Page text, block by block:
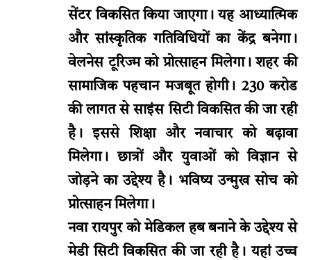
सेंटर विकसित किया जाएगा। यह आध्यात्मिक
और सांस्कृतिक गतिविधियों का केंद्र बनेगा।
वेलनेस टूरिज्म को प्रोत्साहन मिलेगा। शहर की
सामाजिक पहचान मजबूत होगी। 230 करोड
की लागत से साइंस सिटी विकसित की जा रही
है। इससे शिक्षा और नवाचार को बढ़ावा
मिलेगा। छात्रों और युवाओं को विज्ञान से
जोड़ने का उद्देश्य है। भविष्य उन्मुख सोच को
प्रोत्साहन मिलेगा।
नवा रायपुर को मेडिकल हब बनाने के उद्देश्य से
मेडी सिटी विकसित की जा रही है। यहां उच्च